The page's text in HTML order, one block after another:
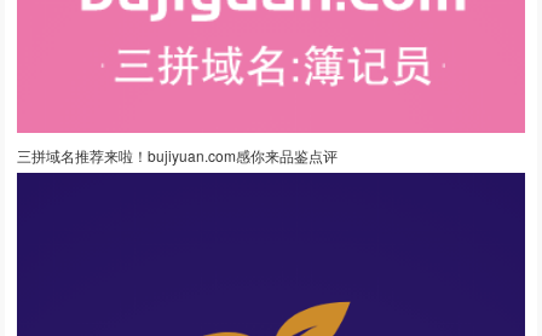
三拼域名推荐来啦！bujiyuan.com感你来品鉴点评